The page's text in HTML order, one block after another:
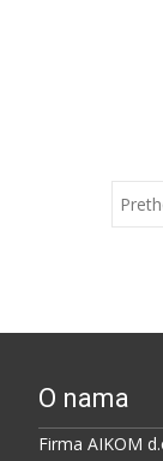
O nama
Firma AIKOM